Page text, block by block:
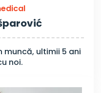
muncă, ultimii 5 ani
noi.